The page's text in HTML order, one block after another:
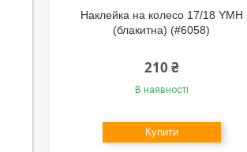
Наклейка на колесо 17/18 YMH
(блакитна) (#6058)
210 ₴
В наявності
Купити